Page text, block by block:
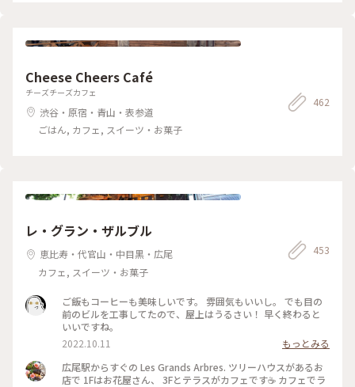
Cheese Cheers Café
チーズチーズカフェ
渋谷・原宿・青山・表参道
ごはん, カフェ, スイーツ・お菓子
462
レ・グラン・ザルブル
恵比寿・代官山・中目黒・広尾
カフェ, スイーツ・お菓子
453
ご飯もコーヒーも美味しいです。 雰囲気もいいし。 でも目の
前のビルを工事してたので、屋上はうるさい！ 早く終わると
いいですね。
2022.10.11
もっとみる
広尾駅からすぐの Les Grands Arbres. ツリーハウスがあるお
店で 1Fはお花屋さん、 3Fとテラスがカフェです☕️ カフェでラ